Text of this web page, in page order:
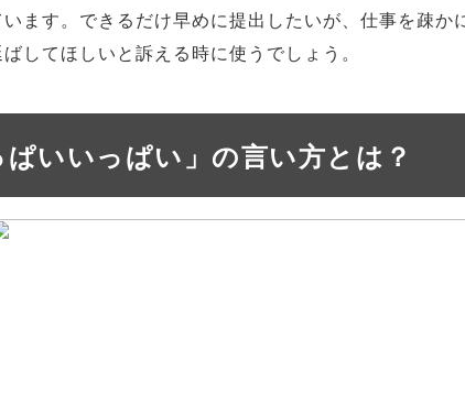
ます。できるだけ早めに提出したいが、仕事を疎か
してほしいと訴える時に使うでしょう。
ぱいいっぱい」の言い方とは？